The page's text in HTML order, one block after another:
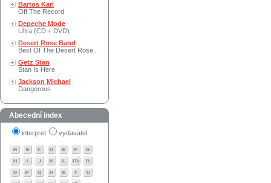
Bartos Karl
Off The Record
Depeche Mode
Ultra (CD + DVD)
Desert Rose Band
Best Of The Desert Rose..
Getz Stan
Stan Is Here
Jackson Michael
Dangerous
Abecední index
interpret vydavatel